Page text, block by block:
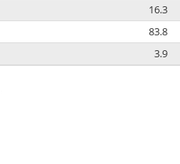
16.3
83.8
3.9